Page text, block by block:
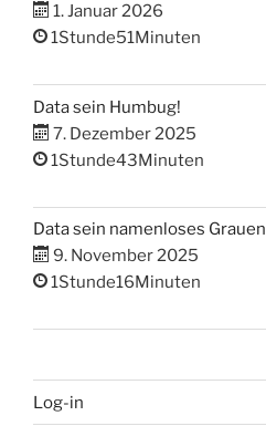
1. Januar 2026
1Stunde51Minuten
Data sein Humbug!
7. Dezember 2025
1Stunde43Minuten
Data sein namenloses Grauen
9. November 2025
1Stunde16Minuten
Log-in